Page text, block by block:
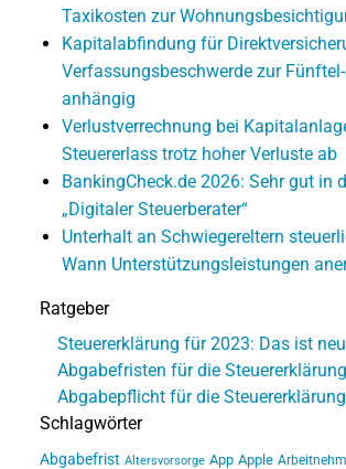
Taxikosten zur
Kapitalabfindung für
Verfassungsbeschwerde zur
anhängig
Verlustverrechnung bei
Steuererlass trotz hoher Verluste ab
BankingCheck.de 2026: Sehr gut in
„Digitaler Steuerberater“
Unterhalt an Schwiegereltern
Wann Unterstützungsleistungen
Ratgeber
Steuererklärung für 2023: Das ist neu
Abgabefristen für die Steuererklärung
Abgabepflicht für die Steuererklärung
Schlagwörter
Abgabefrist Altersvorsorge App Apple